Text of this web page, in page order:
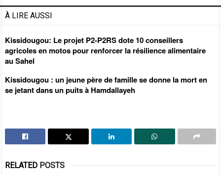
À LIRE AUSSI
Kissidougou: Le projet P2-P2RS dote 10 conseillers
agricoles en motos pour renforcer la résilience alimentaire
au Sahel
Kissidougou : un jeune père de famille se donne la mort en
se jetant dans un puits à Hamdallayeh
RELATED POSTS